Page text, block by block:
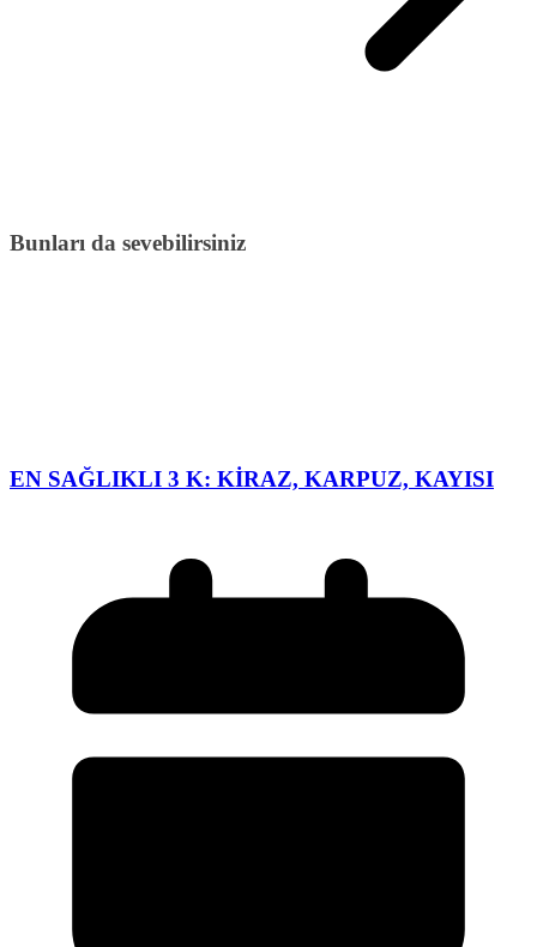
Bunları da sevebilirsiniz
EN SAĞLIKLI 3 K: KİRAZ, KARPUZ, KAYISI